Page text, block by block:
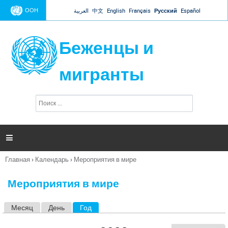
Jump to navigation
ООН العربية 中文 English Français Русский Español
Беженцы и
мигранты
п
и

Вы
Главная › Календарь › Мероприятия в мире
Мероприятия в мире
Месяц День Год